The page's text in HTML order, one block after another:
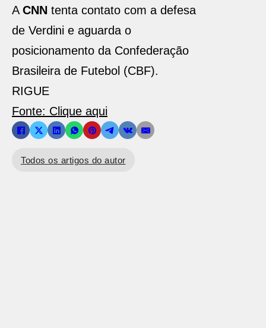
A CNN tenta contato com a defesa
de Verdini e aguarda o
posicionamento da Confederação
Brasileira de Futebol (CBF).
RIGUE
Fonte: Clique aqui
Todos os artigos do autor